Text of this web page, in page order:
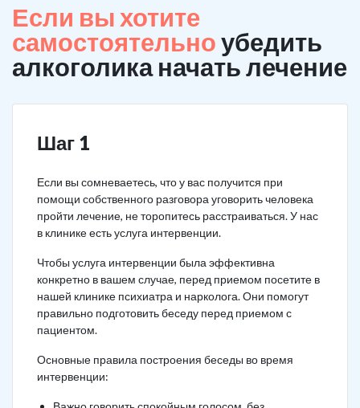
Если вы хотите
самостоятельноубедить
алкоголика начать лечение
Шаг 1
Если вы сомневаетесь, что у вас получится при
помощи собственного разговора уговорить человека
пройти лечение, не торопитесь расстраиваться. У нас
в клинике есть услуга интервенции.
Чтобы услуга интервенции была эффективна
конкретно в вашем случае, перед приемом посетите в
нашей клинике психиатра и нарколога. Они помогут
правильно подготовить беседу перед приемом с
пациентом.
Основные правила построения беседы во время
интервенции: